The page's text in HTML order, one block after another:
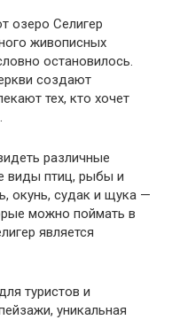
озеро Селигер
живописных
остановилось.
создают
тех, кто хочет
различные
виды птиц, рыбы и
окунь, судак и щука —
можно поймать в
является
туристов и
уникальная